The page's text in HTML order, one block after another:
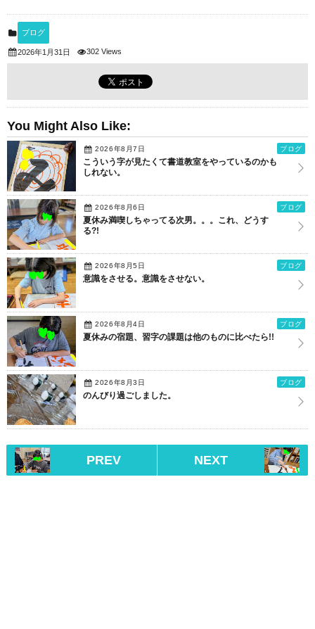
ブログ
2026年1月31日 302 Views
You Might Also Like:
2026年8月7日 ブログ
こういう字が見たくて書道教室をやっているのかも
しれない。
2026年8月6日 ブログ
夏休み満喫しちゃってる次男。。。これ、どうす
る?!
2026年8月5日 ブログ
意識をさせる。意識をさせない。
2026年8月4日 ブログ
夏休みの宿題、習字の課題は他のものに比べたら!!
2026年8月3日 ブログ
のんびり過ごしました。
PREV NEXT